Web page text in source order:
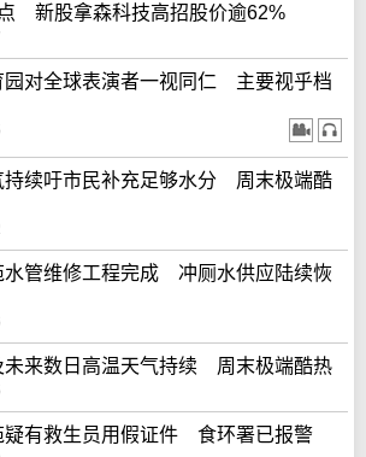
新股拿森科技高招股价逾62%
园对全球表演者一视同仁 主要视乎档
持续吁市民补充足够水分 周末极端酷
水管维修工程完成 冲厕水供应陆续恢
未来数日高温天气持续 周末极端酷热
疑有救生员用假证件 食环署已报警